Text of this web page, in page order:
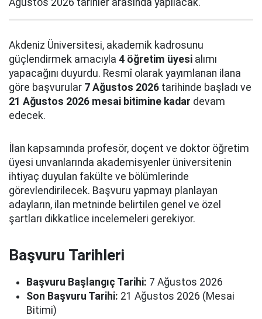
Ağustos 2026 tarihler arasında yapılacak.
Akdeniz Üniversitesi, akademik kadrosunu
güçlendirmek amacıyla 4 öğretim üyesi alımı
yapacağını duyurdu. Resmî olarak yayımlanan ilana
göre başvurular 7 Ağustos 2026 tarihinde başladı ve
21 Ağustos 2026 mesai bitimine kadar devam
edecek.
İlan kapsamında profesör, doçent ve doktor öğretim
üyesi unvanlarında akademisyenler üniversitenin
ihtiyaç duyulan fakülte ve bölümlerinde
görevlendirilecek. Başvuru yapmayı planlayan
adayların, ilan metninde belirtilen genel ve özel
şartları dikkatlice incelemeleri gerekiyor.
Başvuru Tarihleri
Başvuru Başlangıç Tarihi: 7 Ağustos 2026
Son Başvuru Tarihi: 21 Ağustos 2026 (Mesai
Bitimi)